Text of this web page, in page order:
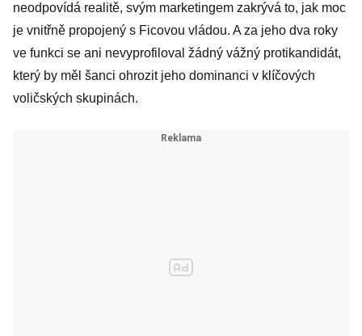
neodpovídá realitě, svým marketingem zakrývá to, jak moc
je vnitřně propojený s Ficovou vládou. A za jeho dva roky
ve funkci se ani nevyprofiloval žádný vážný protikandidát,
který by měl šanci ohrozit jeho dominanci v klíčových
voličských skupinách.